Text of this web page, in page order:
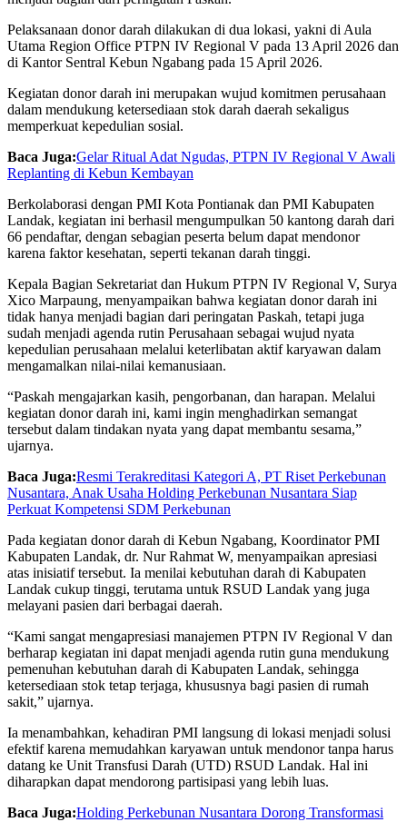
Pelaksanaan donor darah dilakukan di dua lokasi, yakni di Aula
Utama Region Office PTPN IV Regional V pada 13 April 2026 dan
di Kantor Sentral Kebun Ngabang pada 15 April 2026.
Kegiatan donor darah ini merupakan wujud komitmen perusahaan
dalam mendukung ketersediaan stok darah daerah sekaligus
memperkuat kepedulian sosial.
Baca Juga:Gelar Ritual Adat Ngudas, PTPN IV Regional V Awali
Replanting di Kebun Kembayan
Berkolaborasi dengan PMI Kota Pontianak dan PMI Kabupaten
Landak, kegiatan ini berhasil mengumpulkan 50 kantong darah dari
66 pendaftar, dengan sebagian peserta belum dapat mendonor
karena faktor kesehatan, seperti tekanan darah tinggi.
Kepala Bagian Sekretariat dan Hukum PTPN IV Regional V, Surya
Xico Marpaung, menyampaikan bahwa kegiatan donor darah ini
tidak hanya menjadi bagian dari peringatan Paskah, tetapi juga
sudah menjadi agenda rutin Perusahaan sebagai wujud nyata
kepedulian perusahaan melalui keterlibatan aktif karyawan dalam
mengamalkan nilai-nilai kemanusiaan.
“Paskah mengajarkan kasih, pengorbanan, dan harapan. Melalui
kegiatan donor darah ini, kami ingin menghadirkan semangat
tersebut dalam tindakan nyata yang dapat membantu sesama,”
ujarnya.
Baca Juga:Resmi Terakreditasi Kategori A, PT Riset Perkebunan
Nusantara, Anak Usaha Holding Perkebunan Nusantara Siap
Perkuat Kompetensi SDM Perkebunan
Pada kegiatan donor darah di Kebun Ngabang, Koordinator PMI
Kabupaten Landak, dr. Nur Rahmat W, menyampaikan apresiasi
atas inisiatif tersebut. Ia menilai kebutuhan darah di Kabupaten
Landak cukup tinggi, terutama untuk RSUD Landak yang juga
melayani pasien dari berbagai daerah.
“Kami sangat mengapresiasi manajemen PTPN IV Regional V dan
berharap kegiatan ini dapat menjadi agenda rutin guna mendukung
pemenuhan kebutuhan darah di Kabupaten Landak, sehingga
ketersediaan stok tetap terjaga, khususnya bagi pasien di rumah
sakit,” ujarnya.
Ia menambahkan, kehadiran PMI langsung di lokasi menjadi solusi
efektif karena memudahkan karyawan untuk mendonor tanpa harus
datang ke Unit Transfusi Darah (UTD) RSUD Landak. Hal ini
diharapkan dapat mendorong partisipasi yang lebih luas.
Baca Juga:Holding Perkebunan Nusantara Dorong Transformasi